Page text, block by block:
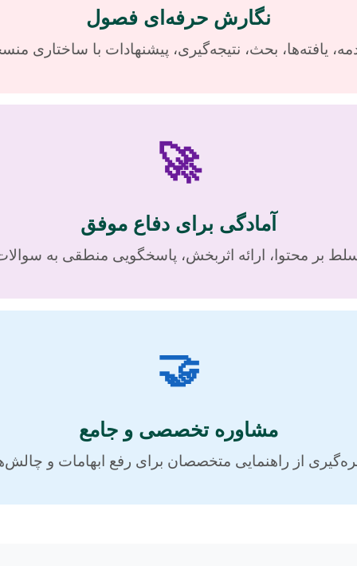
نگارش حرفه‌ای فصول
یافته‌ها، بحث، نتیجه‌گیری، پیشنهادات با ساختاری
🚀
آمادگی برای دفاع موفق
بر محتوا، ارائه اثربخش، پاسخگویی منطقی به
🤝
مشاوره تخصصی و جامع
از راهنمایی متخصصان برای رفع ابهامات و